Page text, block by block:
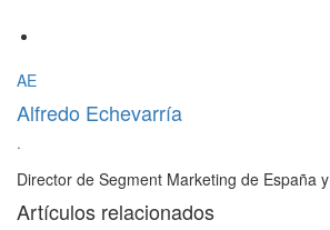
AE
Alfredo Echevarría
·
Director de Segment Marketing de España
Artículos relacionados